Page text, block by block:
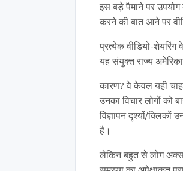
इस बड़े पैमाने पर
करने की बात आने पर
प्रत्येक वीडियो-
यह संयुक्त राज्य
कारण? वे केवल यही
उनका विचार लोगों को
विज्ञापन दृश्यों/
है।
लेकिन बहुत से लोग